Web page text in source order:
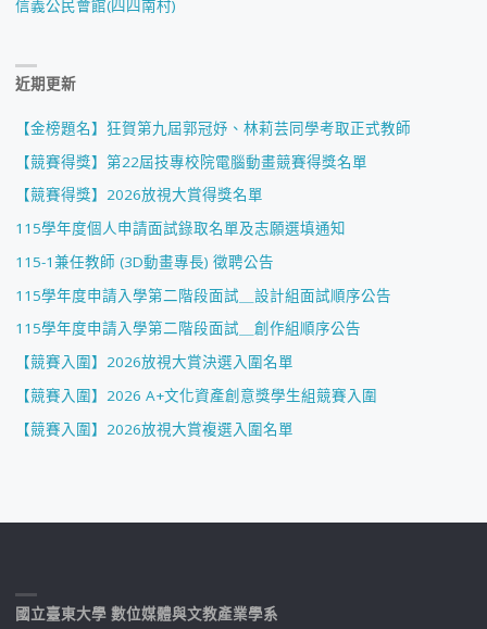
信義公民會館(四四南村)
近期更新
【金榜題名】狂賀第九屆郭冠妤、林莉芸同學考取正式教師
【競賽得獎】第22屆技專校院電腦動畫競賽得獎名單
【競賽得獎】2026放視大賞得獎名單
115學年度個人申請面試錄取名單及志願選填通知
115-1兼任教師 (3D動畫專長) 徵聘公告
115學年度申請入學第二階段面試＿設計組面試順序公告
115學年度申請入學第二階段面試＿創作組順序公告
【競賽入圍】2026放視大賞決選入圍名單
【競賽入圍】2026 A+文化資產創意獎學生組競賽入圍
【競賽入圍】2026放視大賞複選入圍名單
國立臺東大學 數位媒體與文教產業學系